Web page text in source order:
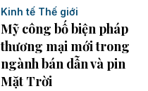
Kinh tế Thế giới
Mỹ công bố biện pháp
thương mại mới trong
ngành bán dẫn và pin
Mặt Trời